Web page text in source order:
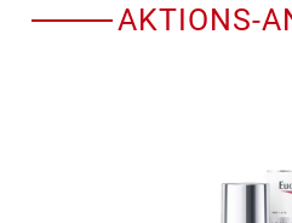
AKTIONS-